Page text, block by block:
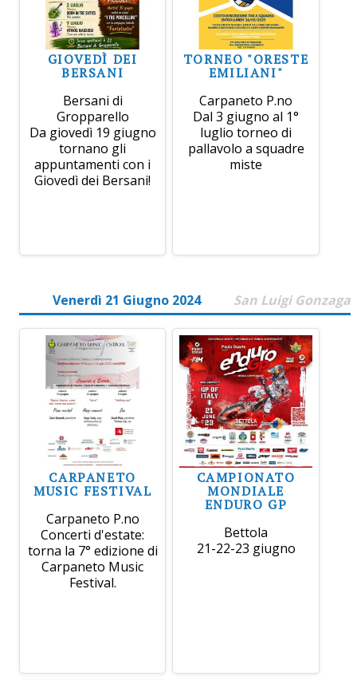
GIOVEDÌ DEI
BERSANI
Bersani di
Gropparello
Da giovedì 19 giugno
tornano gli
appuntamenti con i
Giovedì dei Bersani!
TORNEO "ORESTE
EMILIANI"
Carpaneto P.no
Dal 3 giugno al 1°
luglio torneo di
pallavolo a squadre
miste
Venerdì 21 Giugno 2024 San Luigi Gonzaga
CARPANETO
MUSIC FESTIVAL
Carpaneto P.no
Concerti d'estate:
torna la 7° edizione di
Carpaneto Music
Festival.
CAMPIONATO
MONDIALE
ENDURO GP
Bettola
21-22-23 giugno